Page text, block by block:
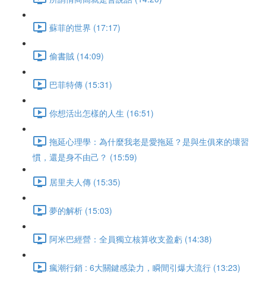
蘇菲的世界 (17:17)
偷書賊 (14:09)
巴菲特傳 (15:31)
你想活出怎樣的人生 (16:51)
拖延心理學：為什麼我老是愛拖延？是與生俱來的壞習
慣，還是身不由己？ (15:59)
居里夫人傳 (15:35)
夢的解析 (15:03)
阿米巴經營：全員獨立核算收支盈虧 (14:38)
瘋潮行銷 : 6大關鍵感染力，瞬間引爆大流行 (13:23)